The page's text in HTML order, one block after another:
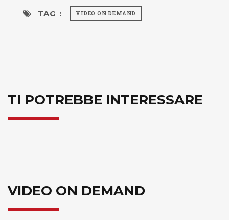
TAG : VIDEO ON DEMAND
TI POTREBBE INTERESSARE
VIDEO ON DEMAND